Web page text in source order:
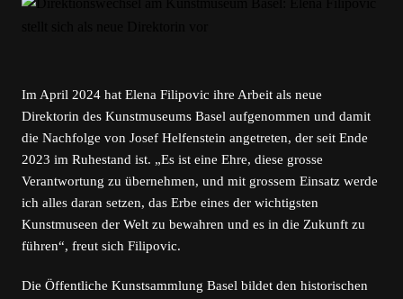
Im April 2024 hat Elena Filipovic ihre Arbeit als neue
Direktorin des Kunstmuseums Basel aufgenommen und damit
die Nachfolge von Josef Helfenstein angetreten, der seit Ende
2023 im Ruhestand ist. „Es ist eine Ehre, diese grosse
Verantwortung zu übernehmen, und mit grossem Einsatz werde
ich alles daran setzen, das Erbe eines der wichtigsten
Kunstmuseen der Welt zu bewahren und es in die Zukunft zu
führen“, freut sich Filipovic.
Die Öffentliche Kunstsammlung Basel bildet den historischen